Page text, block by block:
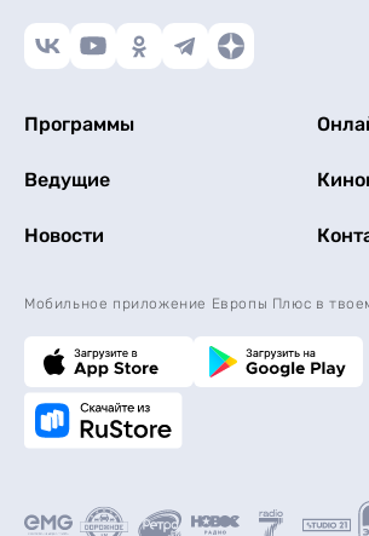
Программы
Ведущие
Новости
Мобильное приложение Европы Плюс в